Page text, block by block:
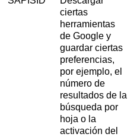
ciertas
herramientas
de Google y
guardar ciertas
preferencias,
por ejemplo, el
número de
resultados de la
búsqueda por
hoja o la
activación del